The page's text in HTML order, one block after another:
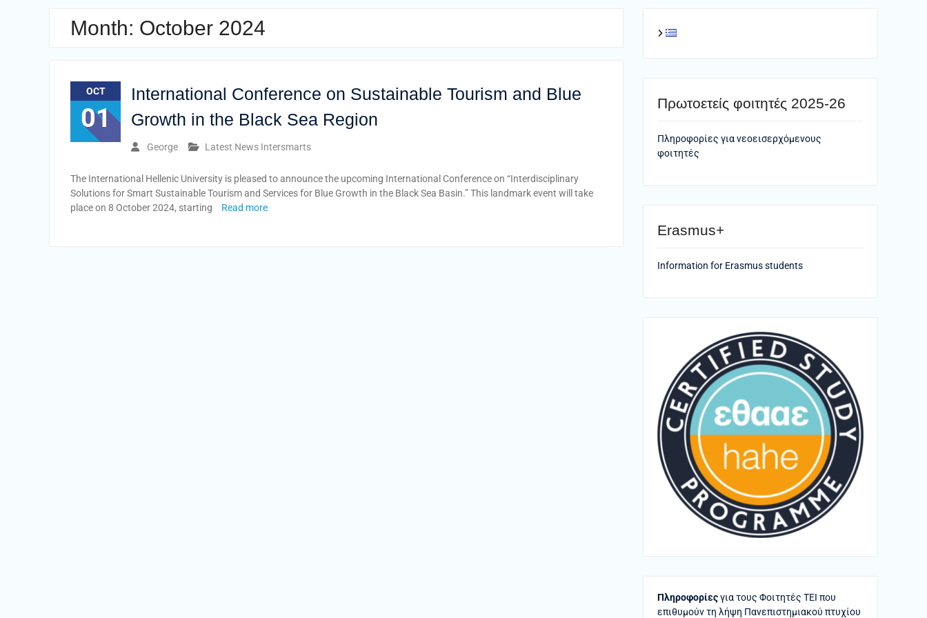
Month: October 2024
OCT
01
International Conference on Sustainable Tourism and Blue
Growth in the Black Sea Region
George Latest News Intersmarts
The International Hellenic University is pleased to announce the upcoming International Conference on “Interdisciplinary
Solutions for Smart Sustainable Tourism and Services for Blue Growth in the Black Sea Basin.” This landmark event will take
place on 8 October 2024, starting
Read more
Πρωτοετείς φοιτητές 2025-26
Πληροφορίες για νεοεισερχόμενους
φοιτητές
Erasmus+
Information for Erasmus students
Πληροφορίεςγια τους Φοιτητές ΤΕΙ που
επιθυμούν τη λήψη Πανεπιστημιακού πτυχίου